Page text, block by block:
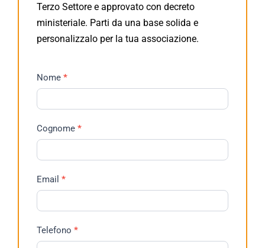
Terzo Settore e approvato con decreto
ministeriale. Parti da una base solida e
personalizzalo per la tua associazione.
Scarica
Statuto
Associazioni
Nome *
Cognome *
Email *
Telefono *